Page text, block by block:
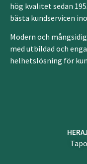
hög kvalitet sedan
bästa kundservicen
Modern och
med utbildad och
helhetslösning för